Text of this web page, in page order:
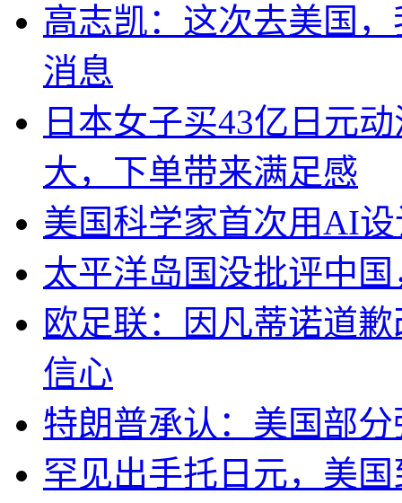
高志凯：这次去美国
消息
日本女子买43亿日元
大，下单带来满足感
美国科学家首次用AI
太平洋岛国没批评中
欧足联：因凡蒂诺道
信心
特朗普承认：美国部
罕见出手托日元，美